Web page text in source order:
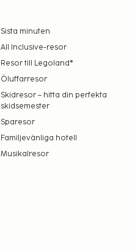
Sista minuten
All Inclusive-resor
Resor till Legoland®
Öluffarresor
Skidresor – hitta din perfekta
skidsemester
Sparesor
Familjevänliga hotell
Musikalresor